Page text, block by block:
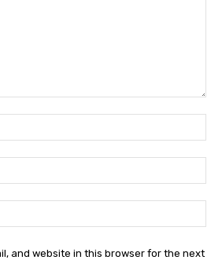
and website in this browser for the next